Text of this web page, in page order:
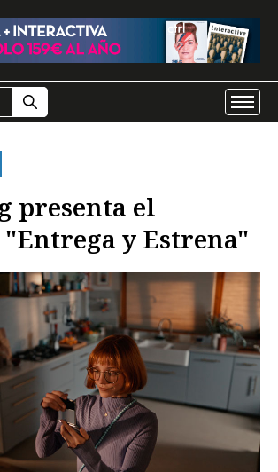
presenta el
y Estrena"